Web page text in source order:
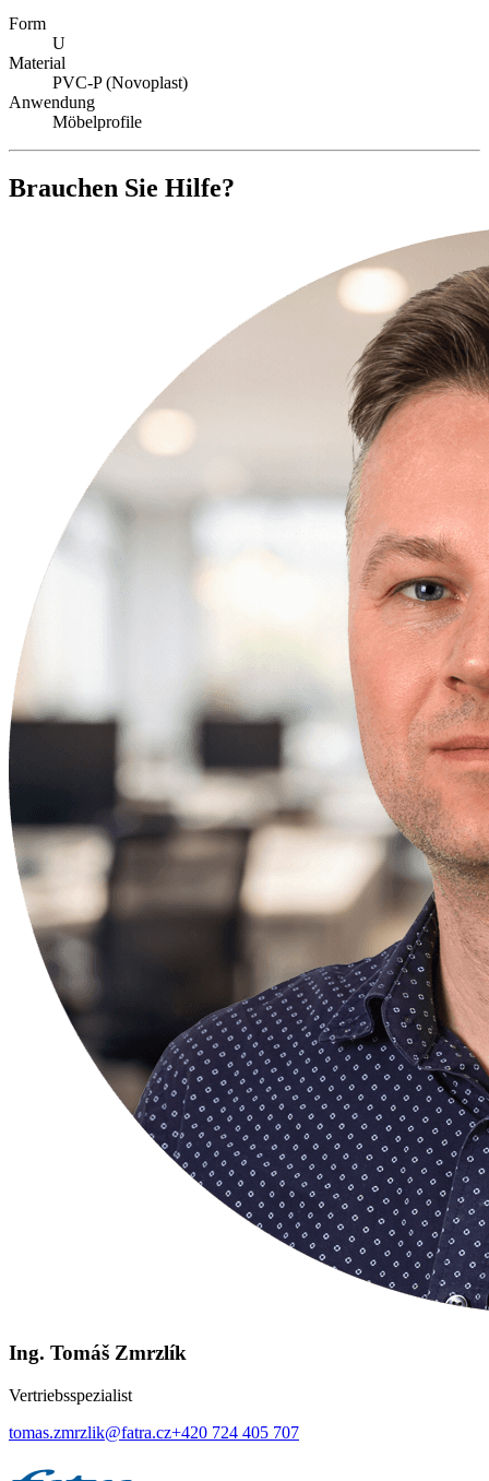
Form
U
Material
PVC-P (Novoplast)
Anwendung
Möbelprofile
Brauchen Sie Hilfe?
Ing. Tomáš Zmrzlík
Vertriebsspezialist
tomas.zmrzlik@fatra.cz+420 724 405 707